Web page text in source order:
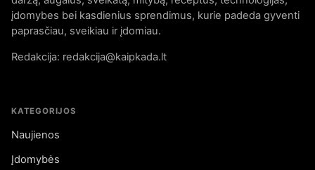
įdomybes bei kasdienius sprendimus, kurie padeda gyventi
paprasčiau, sveikiau ir įdomiau.
Redakcija: redakcija@kaipkada.lt
KATEGORIJOS
Naujienos
Įdomybės